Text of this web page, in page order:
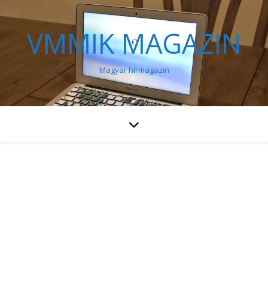
VMMIK MAGAZIN
Magyar hírmagazin